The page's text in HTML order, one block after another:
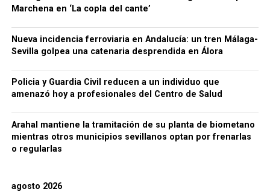
Marchena en ‘La copla del cante’
Nueva incidencia ferroviaria en Andalucía: un tren Málaga-
Sevilla golpea una catenaria desprendida en Álora
Policia y Guardia Civil reducen a un individuo que
amenazó hoy a profesionales del Centro de Salud
Arahal mantiene la tramitación de su planta de biometano
mientras otros municipios sevillanos optan por frenarlas
o regularlas
agosto 2026